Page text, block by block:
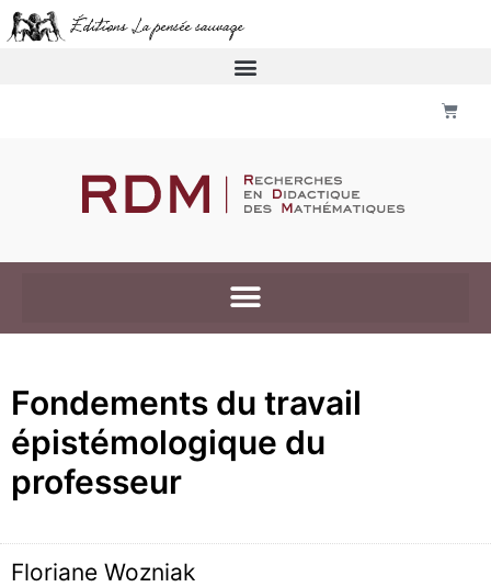
Fondements du travail
épistémologique du
professeur
Floriane Wozniak